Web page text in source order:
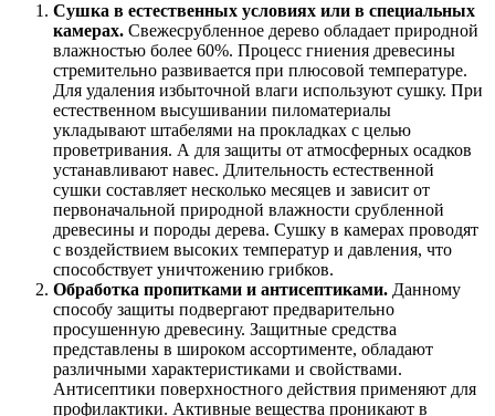
Сушка в естественных условиях или в специальных
камерах. Свежесрубленное дерево обладает природной
влажностью более 60%. Процесс гниения древесины
стремительно развивается при плюсовой температуре.
Для удаления избыточной влаги используют сушку. При
естественном высушивании пиломатериалы
укладывают штабелями на прокладках с целью
проветривания. А для защиты от атмосферных осадков
устанавливают навес. Длительность естественной
сушки составляет несколько месяцев и зависит от
первоначальной природной влажности срубленной
древесины и породы дерева. Сушку в камерах проводят
с воздействием высоких температур и давления, что
способствует уничтожению грибков.
Обработка пропитками и антисептиками. Данному
способу защиты подвергают предварительно
просушенную древесину. Защитные средства
представлены в широком ассортименте, обладают
различными характеристиками и свойствами.
Антисептики поверхностного действия применяют для
профилактики. Активные вещества проникают в